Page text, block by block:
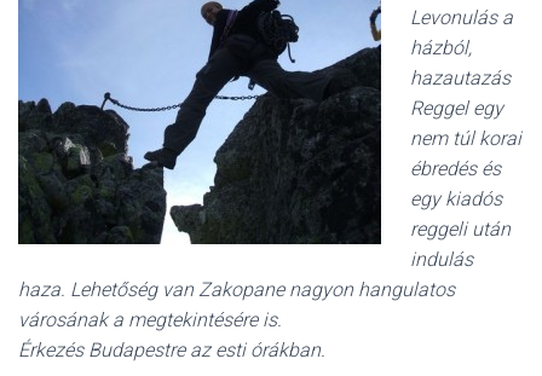
Levonulás a
házból,
hazautazás
Reggel egy
nem túl korai
ébredés és
egy kiadós
reggeli után
indulás
haza. Lehetőség van Zakopane nagyon hangulatos
városának a megtekintésére is.
Érkezés Budapestre az esti órákban.